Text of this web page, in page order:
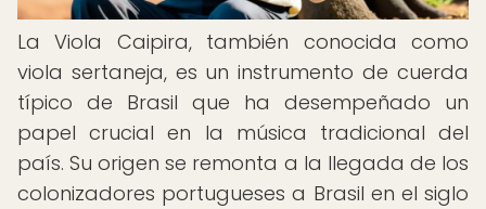
La Viola Caipira, también conocida como
viola sertaneja, es un instrumento de cuerda
típico de Brasil que ha desempeñado un
papel crucial en la música tradicional del
país. Su origen se remonta a la llegada de los
colonizadores portugueses a Brasil en el siglo